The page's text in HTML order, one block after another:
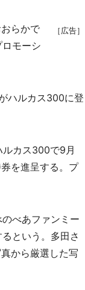
［広告］
らかで
モーシ
ハルカス300に登
カス300で9月
を進呈する。プ
べあファンミー
という。多田さ
から厳選した写